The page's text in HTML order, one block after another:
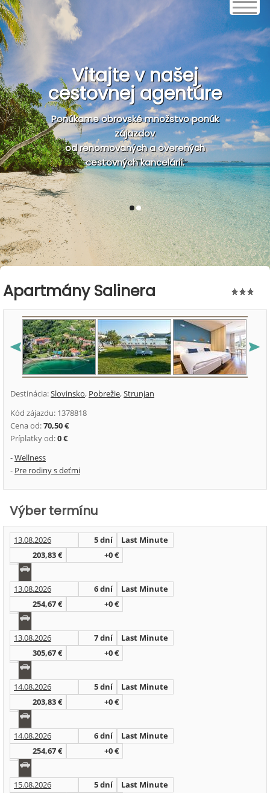
Vitajte v našej
cestovnej agentúre
Ponúkame obrovské množstvo ponúk
zájazdov
od renomovaných a overených
cestovných kancelárií.
1 2
Apartmány Salinera
Destinácia:Slovinsko, Pobrežie,Strunjan
Kód zájazdu: 1378818
Cena od:70,50 €
Príplatky od:0 €
-Wellness
- Pre rodiny s deťmi
Výber termínu
13.08.2026 5 dní
Last Minute
203,83 €
+0 €
13.08.2026 6 dní
Last Minute
254,67 €
+0 €
13.08.2026 7 dní
Last Minute
305,67 €
+0 €
14.08.2026 5 dní
Last Minute
203,83 €
+0 €
14.08.2026 6 dní
Last Minute
254,67 €
+0 €
15.08.2026 5 dní
Last Minute